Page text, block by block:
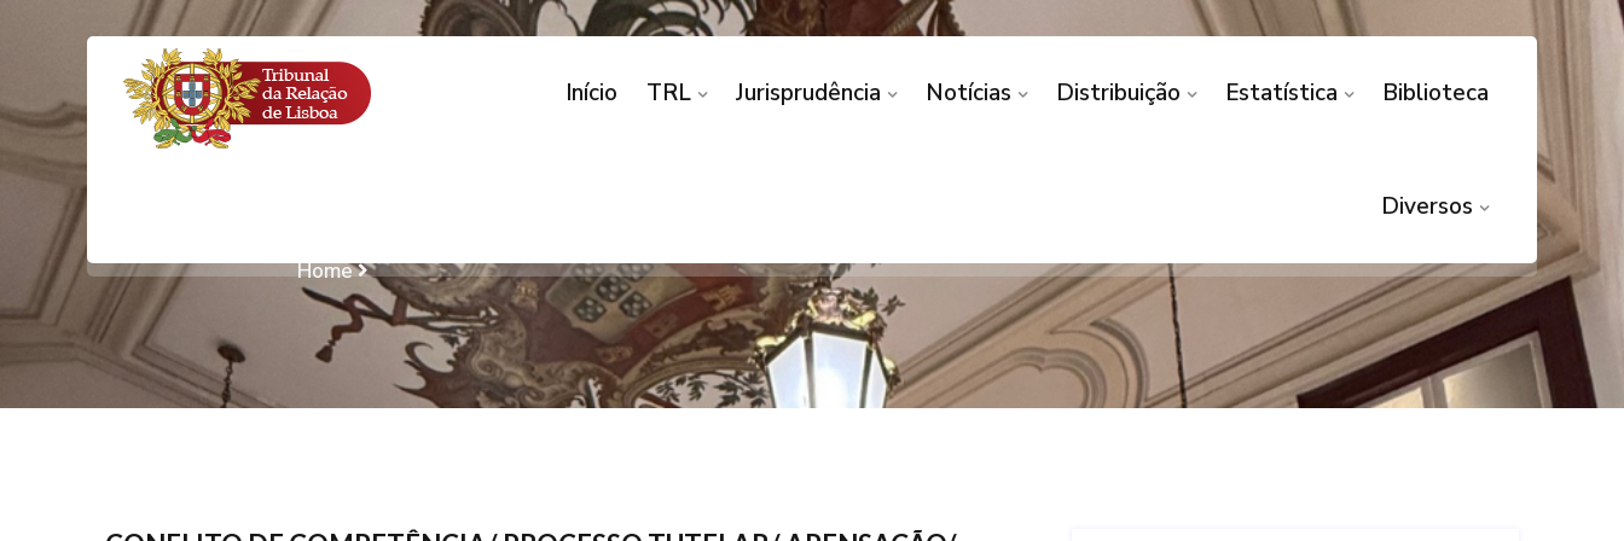
Início TRL Jurisprudência Notícias Distribuição Estatística Biblioteca
Diversos
CONFLITO DE COMPETÊNCIA/ PROCESSO TUTELAR/
Home CONFLITO DE COMPETÊNCIA/ PROCESSO TUTELAR/ APENSAÇÃO/ COMPETÊNCIA POR CONEXÃO